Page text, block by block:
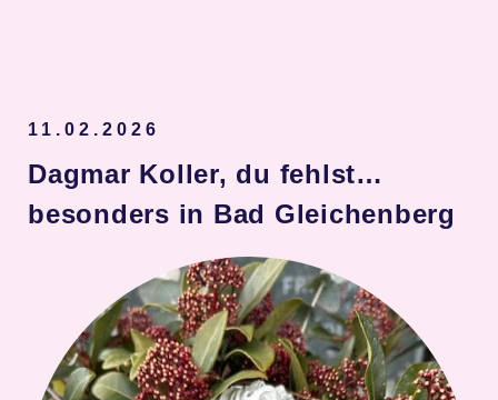
11.02.2026
Dagmar Koller, du fehlst…
besonders in Bad Gleichenberg